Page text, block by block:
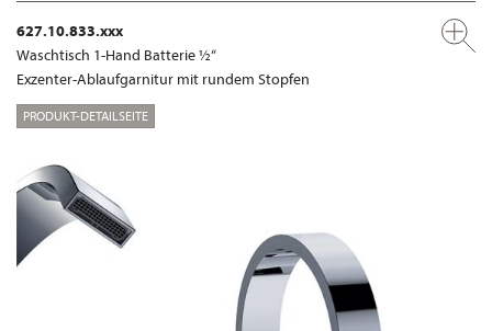
627.10.833.xxx
Waschtisch 1-Hand Batterie ½“
Exzenter-Ablaufgarnitur mit rundem Stopfen
PRODUKT-DETAILSEITE